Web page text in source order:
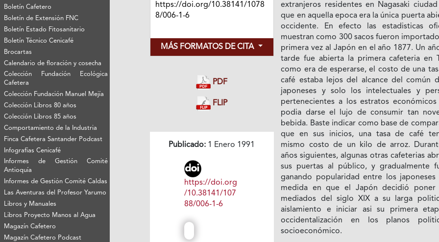
Boletín Cafetero
Boletín de Extensión FNC
Boletín Estado Fitosanitario
Boletín Técnico Cenicafé
Brocartas
Calendario de floración y cosecha
Colección Fundación Ecológica
Cafetera
Colección Fundación Manuel Mejía
Colección Libros 80 años
Colección Libros 85 años
Comportamiento de la Industria
Finca Cafetera Santander Podcast
Infografías Cenicafé
Informes de Gestión Comité
Antioquía
Informes de Gestión Comité Caldas
Las Aventuras del Profesor Yarumo
Libros y Manuales
Libros Proyecto Manos al Agua
Magazín Cafetero
Magazín Cafetero Podcast
https://doi.org/10.38141/1078
8/006-1-6
MÁS FORMATOS DE CITA
PDF
FLIP
Publicado: 1 Enero 1991
https://doi.org
/10.38141/107
88/006-1-6
extranjeros residentes en Nagasaki ciudad
que en aquella epoca era la única puerta
occidente. En efecto las estadisticas
muestran como 300 sacos fueron
primera vez al Japón en el año 1877. Un
tarde fue abierta la primera cafeteria en
como era de esperarse, el costo de una
café estaba lejos del alcance del común
japoneses y solo los intelectuales y
pertenecientes a los estratos económicos
podia darse el lujo de consumir tan
bebida. Baste indicar como base de
que en sus inicios, una tasa de café
mismo costo de un kilo de arroz.
años siguientes, algunas otras cafeterias
sus puertas al público, y gradualmente
ganando popularidad entre los japoneses
medida en que el Japón decidió
mediados del siglo XIX a su larga
aislamiento e iniciar asi su primera
occidentalización en los pIanos
socioeconómico.